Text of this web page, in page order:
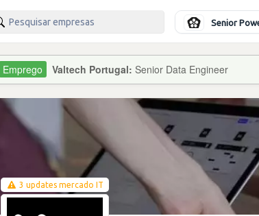
Valtech Portugal: Senior Data Engineer
3 updates mercado IT